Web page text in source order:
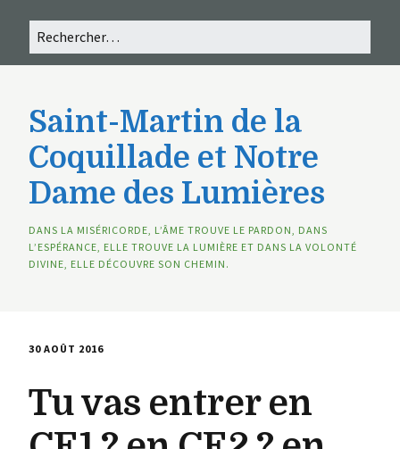
Saint-Martin de la
Coquillade et Notre
Dame des Lumières
DANS LA MISÉRICORDE, L’ÂME TROUVE LE PARDON, DANS
L’ESPÉRANCE, ELLE TROUVE LA LUMIÈRE ET DANS LA VOLONTÉ
DIVINE, ELLE DÉCOUVRE SON CHEMIN.
30 AOÛT 2016
Tu vas entrer en